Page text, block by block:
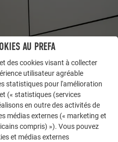
AU PREFA
des cookies visant à collecter
utilisateur agréable
statistiques pour l'amélioration
(« statistiques (services
en outre des activités de
médias externes (« marketing et
compris) »). Vous pouvez
et médias externes